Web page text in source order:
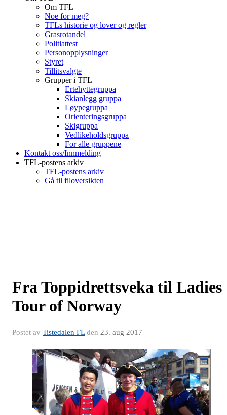
Om TFL
Noe for meg?
TFLs historie og lover og regler
Grasrotandel
Politiattest
Personopplysninger
Styret
Tillitsvalgte
Grupper i TFL
Ertehyttegruppa
Skianlegg gruppa
Løypegruppa
Orienteringsgruppa
Skigruppa
Vedlikeholdsgruppa
For alle gruppene
Kontakt oss/Innmelding
TFL-postens arkiv
TFL-postens arkiv
Gå til filoversikten
Fra Toppidrettsveka til Ladies
Tour of Norway
Postet av Tistedalen FLden 23. aug 2017